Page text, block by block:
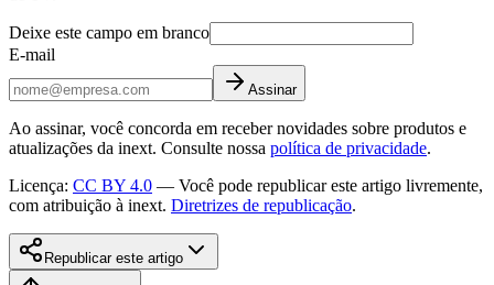
Deixe este campo em branco
E-mail
Assinar
Ao assinar, você concorda em receber novidades sobre produtos e
atualizações da inext. Consulte nossa política de privacidade.
Licença: CC BY 4.0 — Você pode republicar este artigo livremente,
com atribuição à inext. Diretrizes de republicação.
Republicar este artigo